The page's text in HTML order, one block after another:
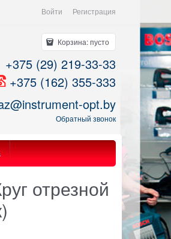
Войти Регистрация
Корзина:пусто
+375 (29) 219-33-33
+375 (162) 355-333
opt.by
Обратный звонок
отрезной